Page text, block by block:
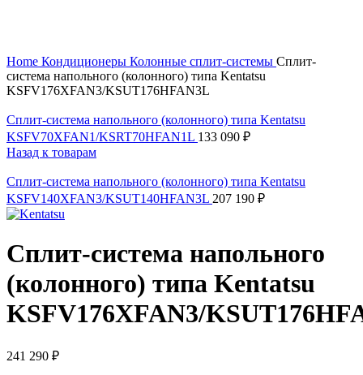
Home Кондиционеры Колонные сплит-системы Сплит-
система напольного (колонного) типа Kentatsu
KSFV176XFAN3/KSUT176HFAN3L
Сплит-система напольного (колонного) типа Kentatsu
KSFV70XFAN1/KSRT70HFAN1L 133 090 ₽
Назад к товарам
Сплит-система напольного (колонного) типа Kentatsu
KSFV140XFAN3/KSUT140HFAN3L 207 190 ₽
Сплит-система напольного
(колонного) типа Kentatsu
KSFV176XFAN3/
241 290 ₽